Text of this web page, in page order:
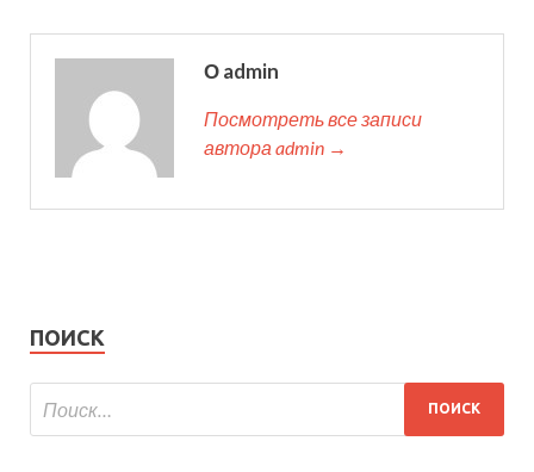
О admin
Посмотреть все записи
автора admin →
ПОИСК